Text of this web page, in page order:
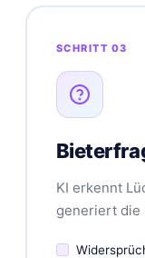
SCHRITT 03
KI erkennt
generiert die